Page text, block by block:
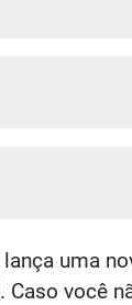
lança uma
. Caso você